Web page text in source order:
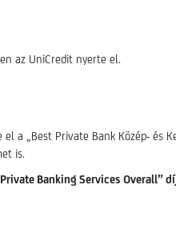
az UniCredit nyerte el.
a „Best Private Bank Közép- és
is.
Banking Services Overall”